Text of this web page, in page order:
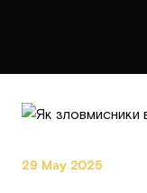
29 May 2025